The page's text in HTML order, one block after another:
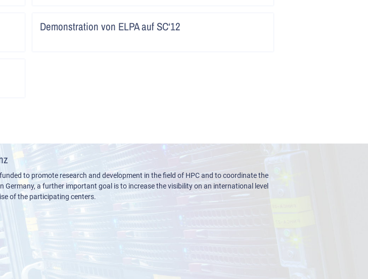
Demonstration von ELPA auf SC‘12
to promote research and development in the field of HPC and to coordinate the
Germany, a further important goal is to increase the visibility on an international level
of the participating centers.